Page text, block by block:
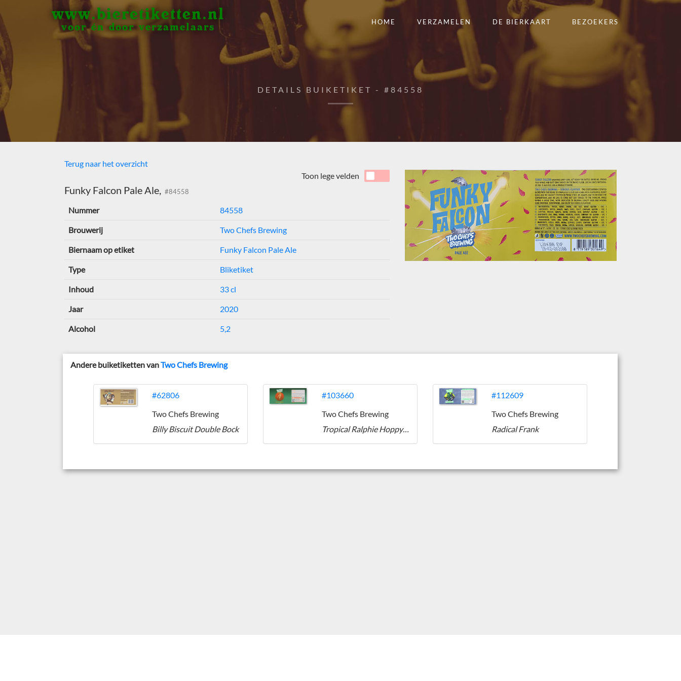
www.bieretiketten.nl
voor én door verzamelaars
HOME VERZAMELEN DE BIERKAART BEZOEKERS
DETAILS BUIKETIKET - #84558
Terug naar het overzicht
Funky Falcon Pale Ale, #84558
Toon lege velden
Nummer 84558
Brouwerij Two Chefs Brewing
Biernaam op etiket Funky Falcon Pale Ale
Type Bliketiket
Inhoud 33 cl
Jaar 2020
Alcohol 5,2
Andere buiketiketten vanTwo Chefs Brewing
#62806
Two Chefs Brewing
Billy Biscuit Double Bock
#103660
Two Chefs Brewing
Tropical Ralphie Hoppy Weizen
#112609
Two Chefs Brewing
Radical Frank